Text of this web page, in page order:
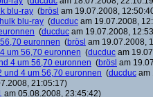
blu-ray (brösl am 19.07.2008,
blu-ray (ducduc am 19.07.2008,
(ducduc am 19.07.2008,
euronnen (brösl am 19.07.2008,
um 56,70 euronnen (ducduc am
4 um 56,70 euronnen (brösl am
und 4 um 56,70 euronnen (ducduc am
21:05:17)
am 05.08.2008, 23:45:42)